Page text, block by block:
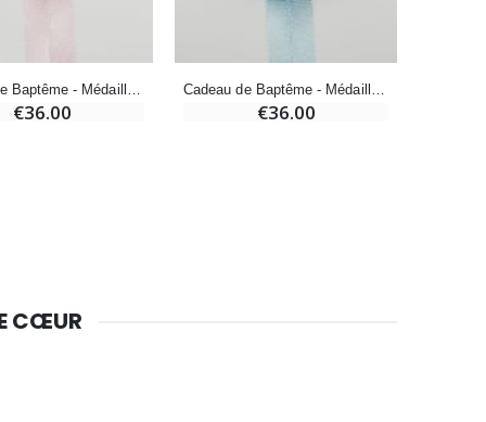
-25%
Lot de 20 Bougies de Neuvaine Blanches
Cadeau de Baptême - Médaille de Berceau Vierge à l'Enfant
€36.00
Cadeau de Baptême - Médaille de Berceau Vierge à l'Enfant
€36.00
CŒUR